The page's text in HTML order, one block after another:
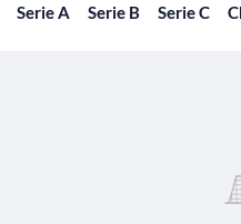
Serie A Serie B Serie C